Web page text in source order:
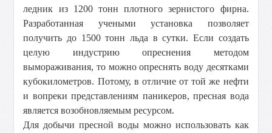
ледник из 1200 тонн плотного зернистого фирна.
Разработанная учеными установка позволяет
получить до 1500 тонн льда в сутки. Если создать
целую индустрию опреснения методом
вымораживания, то можно опреснять воду десятками
кубокилометров. Потому, в отличие от той же нефти
и вопреки представлениям паникеров, пресная вода
является возобновляемым ресурсом.
Для добычи пресной воды можно использовать как